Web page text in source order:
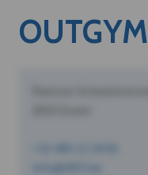
OUTGYM